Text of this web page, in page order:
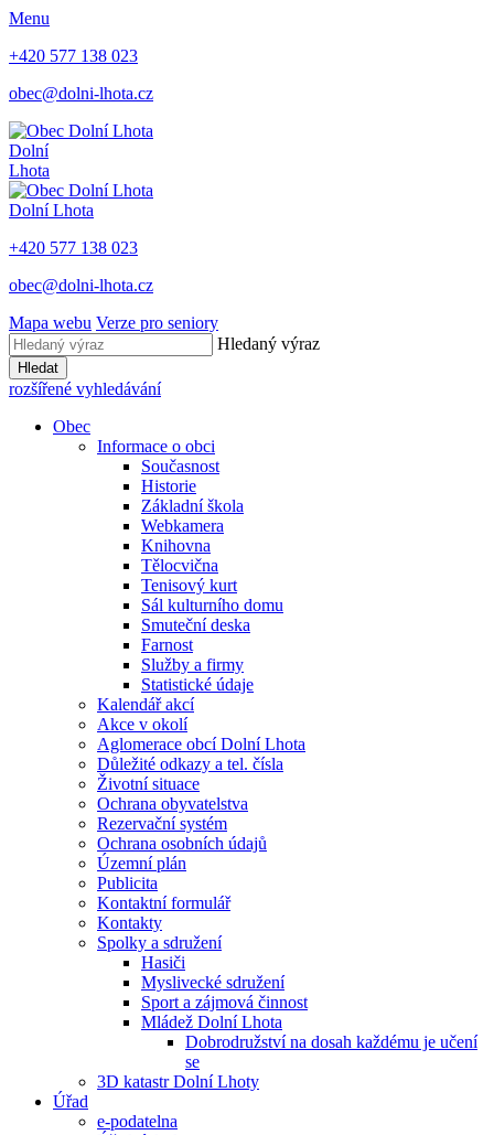
Menu
+420 577 138 023
obec@dolni-lhota.cz
Dolní
Lhota
Dolní Lhota
+420 577 138 023
obec@dolni-lhota.cz
Mapa webu Verze pro seniory
Hledaný výraz
Hledat
rozšířené vyhledávání
Obec
Informace o obci
Současnost
Historie
Základní škola
Webkamera
Knihovna
Tělocvična
Tenisový kurt
Sál kulturního domu
Smuteční deska
Farnost
Služby a firmy
Statistické údaje
Kalendář akcí
Akce v okolí
Aglomerace obcí Dolní Lhota
Důležité odkazy a tel. čísla
Životní situace
Ochrana obyvatelstva
Rezervační systém
Ochrana osobních údajů
Územní plán
Publicita
Kontaktní formulář
Kontakty
Spolky a sdružení
Hasiči
Myslivecké sdružení
Sport a zájmová činnost
Mládež Dolní Lhota
Dobrodružství na dosah každému je učení
se
3D katastr Dolní Lhoty
Úřad
e-podatelna